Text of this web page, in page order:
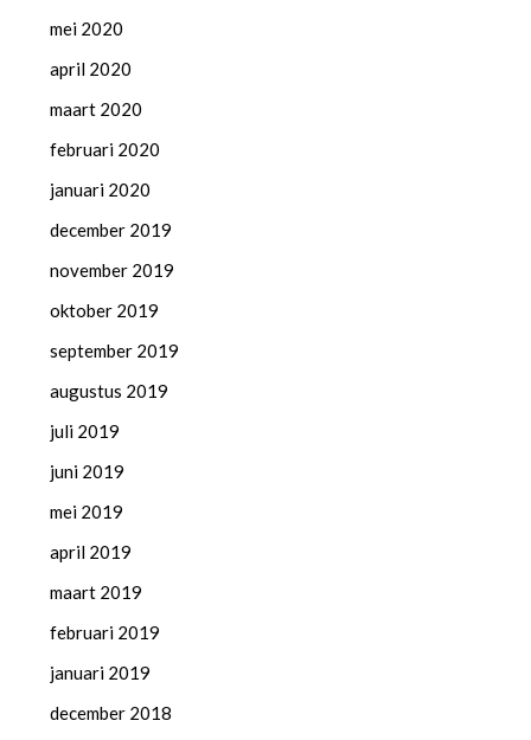
mei 2020
april 2020
maart 2020
februari 2020
januari 2020
december 2019
november 2019
oktober 2019
september 2019
augustus 2019
juli 2019
juni 2019
mei 2019
april 2019
maart 2019
februari 2019
januari 2019
december 2018